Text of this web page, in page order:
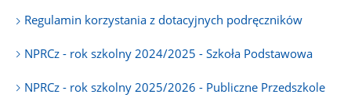
Regulamin korzystania z dotacyjnych podręczników
NPRCz - rok szkolny 2024/2025 - Szkoła Podstawowa
NPRCz - rok szkolny 2025/2026 - Publiczne Przedszkole